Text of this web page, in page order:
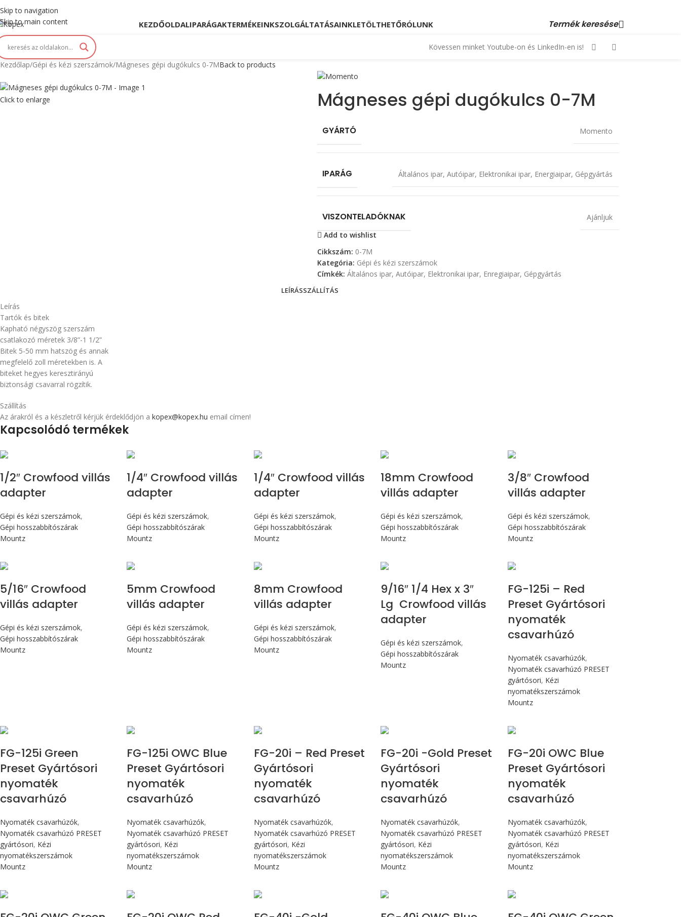
Skip to navigation
Skip to main content
Innováció és Tradíció kéz a kézben...
KEZDŐOLDALIPARÁGAKTERMÉKEINKSZOLGÁLTATÁSAINKLETÖLTHETŐRÓLUNK Termék keresése
Kövessen minket Youtube-on és LinkedIn-en is!
Kezdőlap Gépi és kézi szerszámok Mágneses gépi dugókulcs 0-7MBack to products
Click to enlarge Mágneses gépi dugókulcs 0-7M
GYÁRTÓ Momento
IPARÁG Általános ipar, Autóipar, Elektronikai ipar, Energiaipar, Gépgyártás
VISZONTELADÓKNAK
Ajánljuk
Add to wishlist
Cikkszám: 0-7M
Kategória: Gépi és kézi szerszámok
Címkék: Általános ipar, Autóipar, Elektronikai ipar, Enregiaipar, Gépgyártás
LEÍRÁSSZÁLLÍTÁS
Leírás
Tartók és bitek
Kapható négyszög szerszám
csatlakozó méretek 3/8”-1 1/2”
Bitek 5-50 mm hatszög és annak
megfelelő zoll méretekben is. A
biteket hegyes keresztirányú
biztonsági csavarral rögzítik.
Szállítás
Az árakról és a készletről kérjük érdeklődjön a kopex@kopex.hu email címen!
Kapcsolódó termékek
1/2″ Crowfood villás
adapter
Gépi és kézi szerszámok,
Gépi hosszabbítószárak
Mountz
1/4″ Crowfood villás
adapter
Gépi és kézi szerszámok,
Gépi hosszabbítószárak
Mountz
1/4″ Crowfood villás
adapter
Gépi és kézi szerszámok,
Gépi hosszabbítószárak
Mountz
18mm Crowfood
villás adapter
Gépi és kézi szerszámok,
Gépi hosszabbítószárak
Mountz
3/8″ Crowfood
villás adapter
Gépi és kézi szerszámok,
Gépi hosszabbítószárak
Mountz
5/16″ Crowfood
villás adapter
Gépi és kézi szerszámok,
Gépi hosszabbítószárak
Mountz
5mm Crowfood
villás adapter
Gépi és kézi szerszámok,
Gépi hosszabbítószárak
Mountz
8mm Crowfood
villás adapter
Gépi és kézi szerszámok,
Gépi hosszabbítószárak
Mountz
9/16″ 1/4 Hex x 3″
Lg Crowfood villás
adapter
Gépi és kézi szerszámok,
Gépi hosszabbítószárak
Mountz
FG-125i – Red
Preset Gyártósori
nyomaték
csavarhúzó
Nyomaték csavarhúzók,
Nyomaték csavarhúzó PRESET
gyártósori, Kézi
nyomatékszerszámok
Mountz
FG-125i Green
Preset Gyártósori
nyomaték
csavarhúzó
Nyomaték csavarhúzók,
Nyomaték csavarhúzó PRESET
gyártósori, Kézi
nyomatékszerszámok
Mountz
FG-125i OWC Blue
Preset Gyártósori
nyomaték
csavarhúzó
Nyomaték csavarhúzók,
Nyomaték csavarhúzó PRESET
gyártósori, Kézi
nyomatékszerszámok
Mountz
FG-20i – Red Preset
Gyártósori
nyomaték
csavarhúzó
Nyomaték csavarhúzók,
Nyomaték csavarhúzó PRESET
gyártósori, Kézi
nyomatékszerszámok
Mountz
FG-20i -Gold Preset
Gyártósori
nyomaték
csavarhúzó
Nyomaték csavarhúzók,
Nyomaték csavarhúzó PRESET
gyártósori, Kézi
nyomatékszerszámok
Mountz
FG-20i OWC Blue
Preset Gyártósori
nyomaték
csavarhúzó
Nyomaték csavarhúzók,
Nyomaték csavarhúzó PRESET
gyártósori, Kézi
nyomatékszerszámok
Mountz